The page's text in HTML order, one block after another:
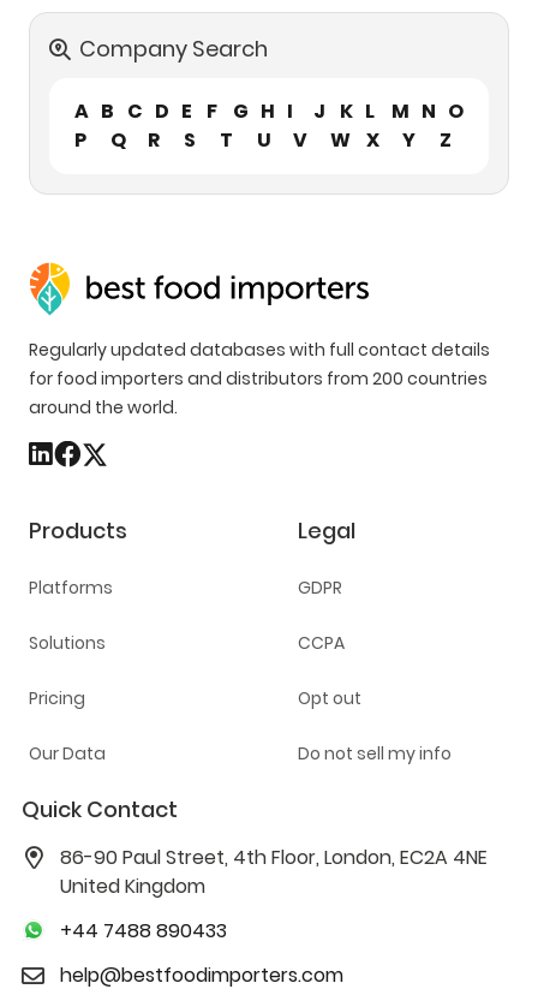
Company Search
A B C D E F G H I J K L M N O
P
Q R S T U V W X Y Z
Regularly updated databases with full contact details
for food importers and distributors from 200 countries
around the world.
Products
Platforms
Solutions
Pricing
Our Data
Legal
GDPR
CCPA
Opt out
Do not sell my info
Quick Contact
86-90 Paul Street, 4th Floor, London, EC2A 4NE
United Kingdom
+44 7488 890433
help@bestfoodimporters.com